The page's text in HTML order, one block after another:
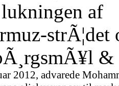
af
2012, advarede